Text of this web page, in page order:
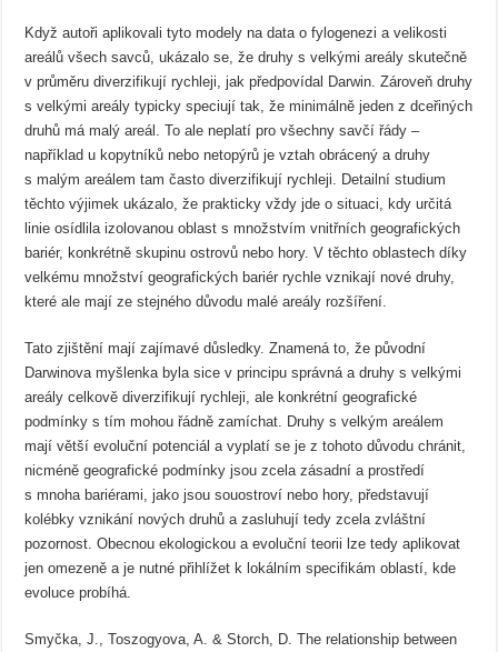
Když autoři aplikovali tyto modely na data o fylogenezi a velikosti
areálů všech savců, ukázalo se, že druhy s velkými areály skutečně
v průměru diverzifikují rychleji, jak předpovídal Darwin. Zároveň druhy
s velkými areály typicky speciují tak, že minimálně jeden z dceřiných
druhů má malý areál. To ale neplatí pro všechny savčí řády –
například u kopytníků nebo netopýrů je vztah obrácený a druhy
s malým areálem tam často diverzifikují rychleji. Detailní studium
těchto výjimek ukázalo, že prakticky vždy jde o situaci, kdy určitá
linie osídlila izolovanou oblast s množstvím vnitřních geografických
bariér, konkrétně skupinu ostrovů nebo hory. V těchto oblastech díky
velkému množství geografických bariér rychle vznikají nové druhy,
které ale mají ze stejného důvodu malé areály rozšíření.
Tato zjištění mají zajímavé důsledky. Znamená to, že původní
Darwinova myšlenka byla sice v principu správná a druhy s velkými
areály celkově diverzifikují rychleji, ale konkrétní geografické
podmínky s tím mohou řádně zamíchat. Druhy s velkým areálem
mají větší evoluční potenciál a vyplatí se je z tohoto důvodu chránit,
nicméně geografické podmínky jsou zcela zásadní a prostředí
s mnoha bariérami, jako jsou souostroví nebo hory, představují
kolébky vznikání nových druhů a zasluhují tedy zcela zvláštní
pozornost. Obecnou ekologickou a evoluční teorii lze tedy aplikovat
jen omezeně a je nutné přihlížet k lokálním specifikám oblastí, kde
evoluce probíhá.
Smyčka, J., Toszogyova, A. & Storch, D. The relationship between